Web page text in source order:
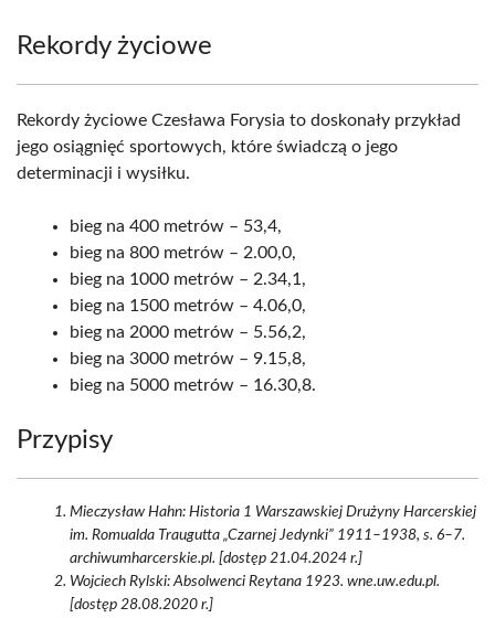
Rekordy życiowe
Rekordy życiowe Czesława Forysia to doskonały przykład
jego osiągnięć sportowych, które świadczą o jego
determinacji i wysiłku.
bieg na 400 metrów – 53,4,
bieg na 800 metrów – 2.00,0,
bieg na 1000 metrów – 2.34,1,
bieg na 1500 metrów – 4.06,0,
bieg na 2000 metrów – 5.56,2,
bieg na 3000 metrów – 9.15,8,
bieg na 5000 metrów – 16.30,8.
Przypisy
Mieczysław Hahn: Historia 1 Warszawskiej Drużyny Harcerskiej
im. Romualda Traugutta „Czarnej Jedynki” 1911–1938, s. 6–7.
archiwumharcerskie.pl. [dostęp 21.04.2024 r.]
Wojciech Rylski: Absolwenci Reytana 1923. wne.uw.edu.pl.
[dostęp 28.08.2020 r.]